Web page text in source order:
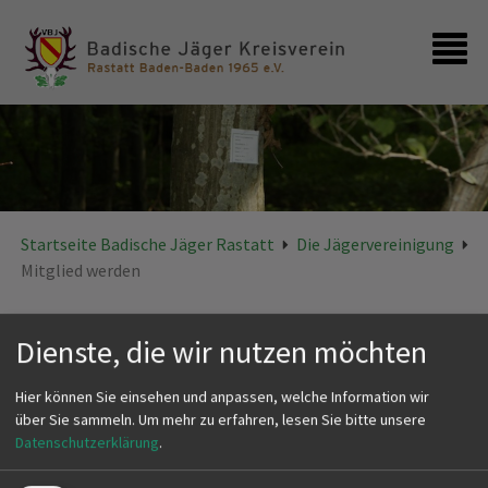
Startseite
Kontakt
Startseite Badische Jäger Rastatt
Die Jägervereinigung
Mitglied werden
Mitglied werden
Mitgliedsformular
Dienste, die wir nutzen möchten
Hier können Sie einsehen und anpassen, welche Information wir
über Sie sammeln. Um mehr zu erfahren, lesen Sie bitte unsere
Datenschutzerklärung.